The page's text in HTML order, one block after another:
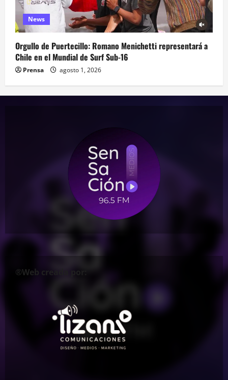
News
Orgullo de Puertecillo: Romano Menichetti representará a
Chile en el Mundial de Surf Sub-16
Prensa agosto 1, 2026
®Web creada por: